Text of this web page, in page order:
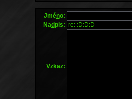
Jméno:
Nadpis:
Vzkaz: